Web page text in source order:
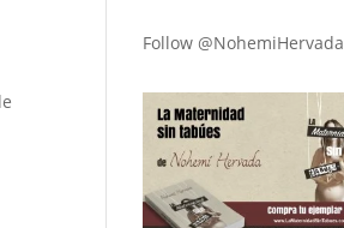
Follow @NohemiHervada